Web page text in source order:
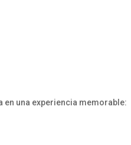
en una experiencia memorable: